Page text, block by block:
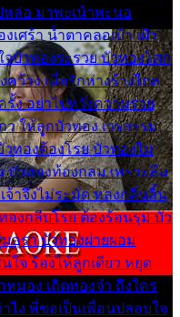
หล่อ มาพะเน้าพะนอ
เศร้า น้ำตาคลอเบ้า เฝ้า
บัวทองระรวย บัวทองโศก
คว้าง เมื่อรักห่างร้างไกล
ง อย่าไปหวังความรวย
ว ให้ลูกบัวทอง เวรกรรม
ทองต้องโรย บัวทองไม่
บัวทองท้องกลม เพราะลืม
าจึงไม่ระมัด หลงกลิ่นลิ้น
องกลีบโรย ต้องร้อนรุม บัว
อุรา บัวทองผ่ายผอม
ใจ ร้องไห้ลูกเดียว หยุด
หมอง เถิดทองจ๋า ถึงใคร
าไง พี่ขอเป็นเพื่อนปลอบใจ